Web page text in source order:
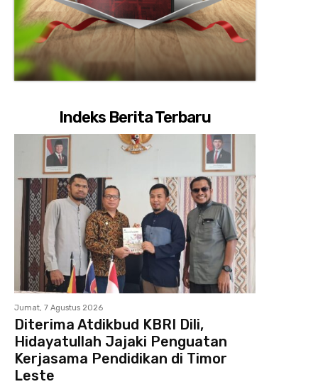
Indeks Berita Terbaru
Jumat, 7 Agustus 2026
Diterima Atdikbud KBRI Dili,
Hidayatullah Jajaki Penguatan
Kerjasama Pendidikan di Timor
Leste